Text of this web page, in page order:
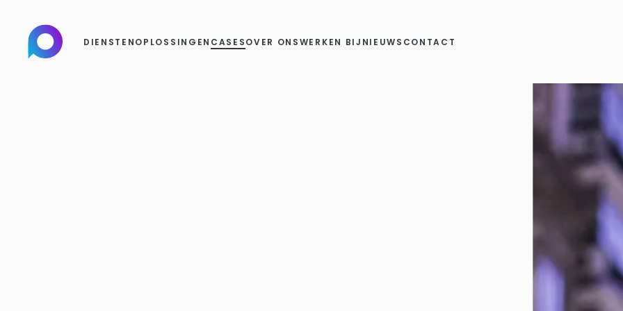
DIENSTENOPLOSSINGEN CASESOVER ONSWERKEN BIJ NIEUWS CONTACT